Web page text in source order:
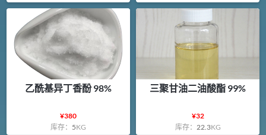
乙酰基异丁香酚 98%
¥380
库存： 5KG
三聚甘油二油酸酯 99%
¥32
库存： 22.3KG